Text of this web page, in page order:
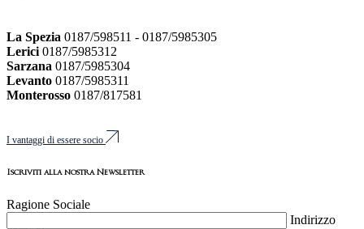
La Spezia 0187/598511 - 0187/5985305
Lerici 0187/5985312
Sarzana 0187/5985304
Levanto 0187/5985311
Monterosso 0187/817581
I vantaggi di essere socio
Iscriviti alla nostra Newsletter
Ragione Sociale
Indirizzo